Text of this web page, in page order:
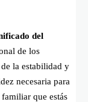
del
de los
la estabilidad y
necesaria para
que estás